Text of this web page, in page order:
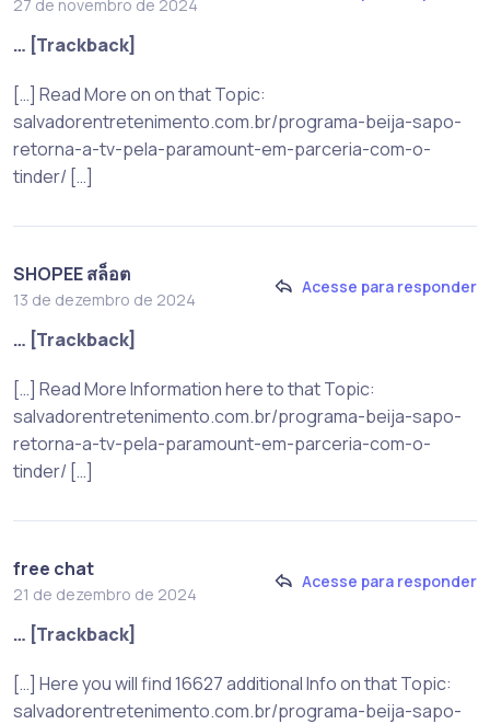
27 de novembro de 2024
… [Trackback]
[…] Read More on on that Topic:
salvadorentretenimento.com.br/programa-beija-sapo-
retorna-a-tv-pela-paramount-em-parceria-com-o-
tinder/ […]
SHOPEE สล็อต
13 de dezembro de 2024
Acesse para responder
… [Trackback]
[…] Read More Information here to that Topic:
salvadorentretenimento.com.br/programa-beija-sapo-
retorna-a-tv-pela-paramount-em-parceria-com-o-
tinder/ […]
free chat
21 de dezembro de 2024
Acesse para responder
… [Trackback]
[…] Here you will find 16627 additional Info on that Topic:
salvadorentretenimento.com.br/programa-beija-sapo-